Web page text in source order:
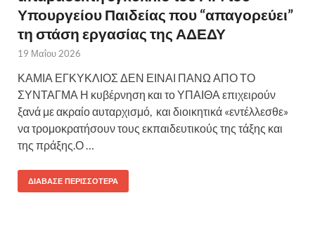
Υπουργείου Παιδείας που “απαγορεύει”
τη στάση εργασίας της ΑΔΕΔΥ
19 Μαΐου 2026
ΚΑΜΙΑ ΕΓΚΥΚΛΙΟΣ ΔΕΝ ΕΙΝΑΙ ΠΑΝΩ ΑΠΟ ΤΟ
ΣΥΝΤΑΓΜΑ Η κυβέρνηση και το ΥΠΑΙΘΑ επιχειρούν
ξανά με ακραίο αυταρχισμό, και διοικητικά «εντέλλεσθε»
να τρομοκρατήσουν τους εκπαιδευτικούς της τάξης και
της πράξης.Ο …
ΔΙΆΒΑΣΕ ΠΕΡΙΣΣΌΤΕΡΑ